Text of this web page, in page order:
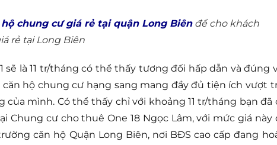
chung cư giá rẻ tại quận Long Biênđể cho khách
rẻ tại Long Biên
là 11 tr/tháng có thể thấy tương đối hấp dẫn và đúng
hộ chung cư hạng sang mang đầy đủ tiện ích vượt
mình. Có thể thấy chỉ với khoảng 11 tr/tháng bạn đã
Chung cư cho thuê One 18 Ngọc Lâm, với mức giá này
căn hộ Quận Long Biên, nơi BĐS cao cấp đang